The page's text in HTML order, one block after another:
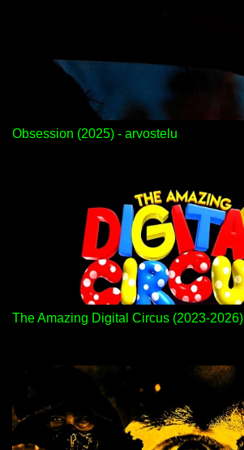
Obsession (2025) - arvostelu
The Amazing Digital Circus (2023-